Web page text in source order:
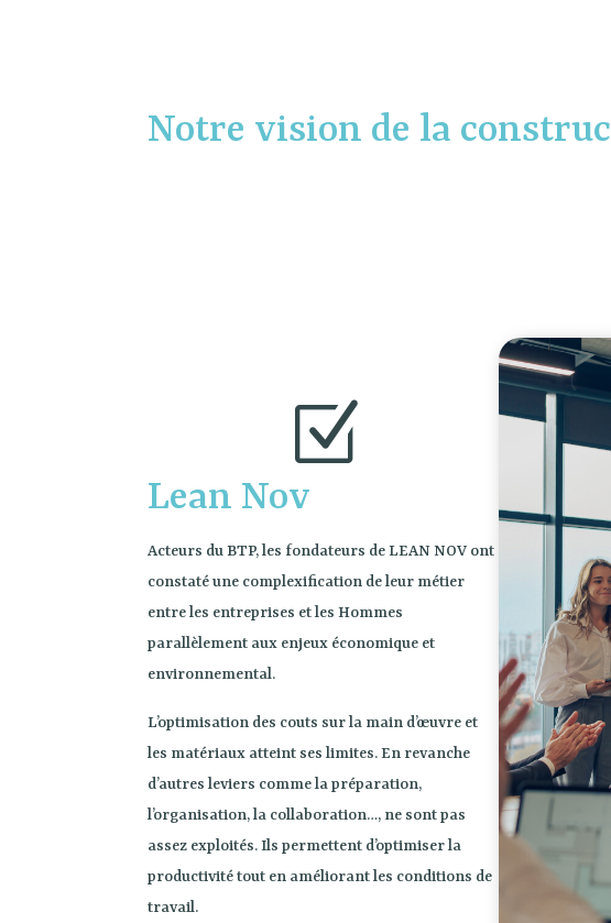
Notre vision de la
Z
Lean Nov
Acteurs du BTP, les fondateurs de LEAN NOV ont
constaté une complexification de leur métier
entre les entreprises et les Hommes
parallèlement aux enjeux économique et
environnemental.
L’optimisation des couts sur la main d’œuvre et
les matériaux atteint ses limites. En revanche
d’autres leviers comme la préparation,
l’organisation, la collaboration…, ne sont pas
assez exploités. Ils permettent d’optimiser la
productivité tout en améliorant les conditions de
travail.